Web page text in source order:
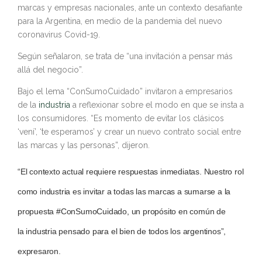
marcas y empresas nacionales, ante un contexto desafiante
para la Argentina, en medio de la pandemia del nuevo
coronavirus Covid-19.
Según señalaron, se trata de “una invitación a pensar más
allá del negocio”.
Bajo el lema “ConSumoCuidado” invitaron a empresarios
de la industria a reflexionar sobre el modo en que se insta a
los consumidores. “Es momento de evitar los clásicos
‘vení’, ‘te esperamos’ y crear un nuevo contrato social entre
las marcas y las personas”, dijeron.
“El contexto actual requiere respuestas inmediatas. Nuestro rol
como industria es invitar a todas las marcas a sumarse a la
propuesta #ConSumoCuidado, un propósito en común de
la industriapensado para el bien de todos los argentinos”,
expresaron.